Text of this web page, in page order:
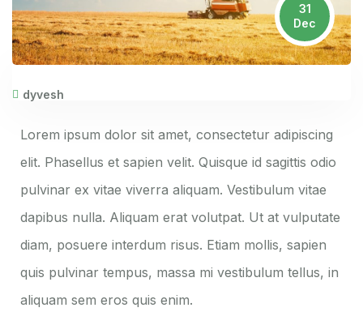
31
Dec
dyvesh
Lorem ipsum dolor sit amet, consectetur adipiscing
elit. Phasellus et sapien velit. Quisque id sagittis odio
pulvinar ex vitae viverra aliquam. Vestibulum vitae
dapibus nulla. Aliquam erat volutpat. Ut at vulputate
diam, posuere interdum risus. Etiam mollis, sapien
quis pulvinar tempus, massa mi vestibulum tellus, in
aliquam sem eros quis enim.